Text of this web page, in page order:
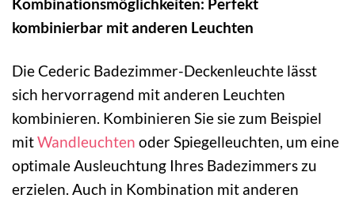
kombinierbar mit anderen Leuchten
Die Cederic Badezimmer-Deckenleuchte lässt
sich hervorragend mit anderen Leuchten
kombinieren. Kombinieren Sie sie zum Beispiel
mitWandleuchten oder Spiegelleuchten, um eine
optimale Ausleuchtung Ihres Badezimmers zu
erzielen. Auch in Kombination mit anderen